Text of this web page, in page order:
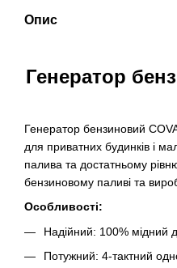
Опис
Генератор
Генератор бензиновий
для приватних будинків і
палива та достатньому
бензиновому паливі та
Особливості:
Надійний: 100% мідний
Потужний: 4-тактний